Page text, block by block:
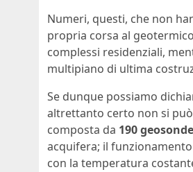
Numeri, questi, che non
propria corsa al
complessi residenziali,
multipiano di ultima
Se dunque possiamo
altrettanto certo non si può
composta da 190
acquifera; il
con la temperatura